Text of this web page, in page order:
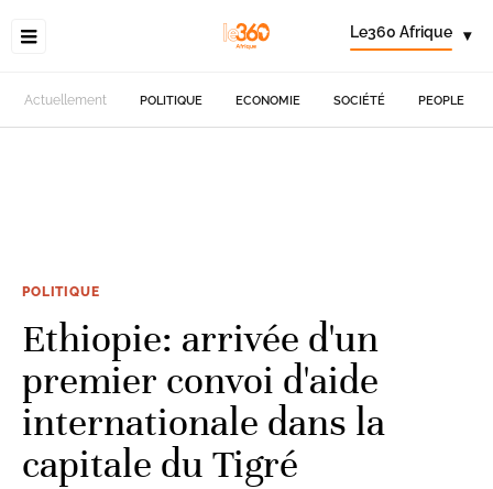
Le360 Afrique ▾
Actuellement POLITIQUE ECONOMIE SOCIÉTÉ PEOPLE
POLITIQUE
Ethiopie: arrivée d'un
premier convoi d'aide
internationale dans la
capitale du Tigré